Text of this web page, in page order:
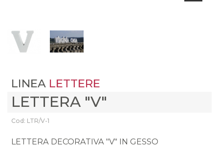
LINEA LETTERE
LETTERA "V"
Cod: LTR/V-1
LETTERA DECORATIVA "V" IN GESSO